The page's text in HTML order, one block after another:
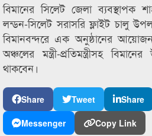
বিমানের সিলেট জেলা ব্যবস্থাপক
লন্ডন-সিলেট সরাসরি ফ্লাইট চালু
বিমানবন্দরে এক অনুষ্ঠানের
অঞ্চলের মন্ত্রী-প্রতিমন্ত্রীসহ
থাকবেন।
Share Tweet Share
Messenger
Copy Link